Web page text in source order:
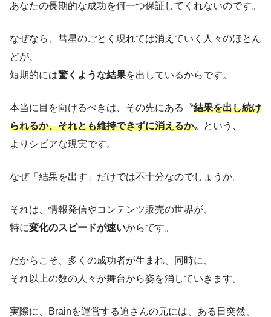
あなたの長期的な成功を何一つ保証してくれないのです。
なぜなら、彗星のごとく現れては消えていく人々のほとん
どが、
短期的には驚くような結果を出しているからです。
本当に目を向けるべきは、その先にある〝結果を出し続け
られるか、それとも維持できずに消えるか〟という、
よりシビアな現実です。
なぜ「結果を出す」だけでは不十分なのでしょうか。
それは、情報発信やコンテンツ販売の世界が、
特に変化のスピードが速いからです。
だからこそ、多くの成功者が生まれ、同時に、
それ以上の数の人々が舞台から姿を消していきます。
実際に、Brainを運営する迫さんの元には、ある日突然、